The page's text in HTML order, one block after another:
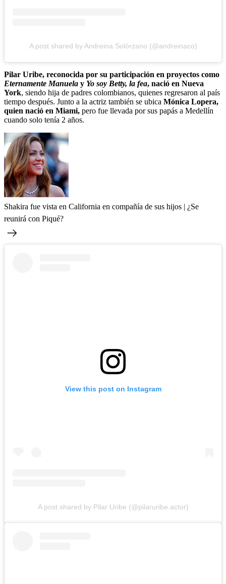
A post shared by Andreina Solórzano (@andreinaco)
Pilar Uribe, reconocida por su participación en proyectos como
Eternamente Manuela y Yo soy Betty, la fea, nació en Nueva
York, siendo hija de padres colombianos, quienes regresaron al país
tiempo después. Junto a la actriz también se ubica Mónica Lopera,
quien nació en Miami, pero fue llevada por sus papás a Medellín
cuando solo tenía 2 años.
Shakira fue vista en California en compañía de sus hijos | ¿Se
reunirá con Piqué?
View this post on Instagram
A post shared by Pilar Uribe (@pilaruribe.actor)